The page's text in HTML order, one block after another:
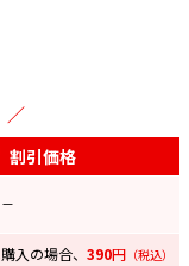
割引価格
—
入の場合、 390円 （税込）